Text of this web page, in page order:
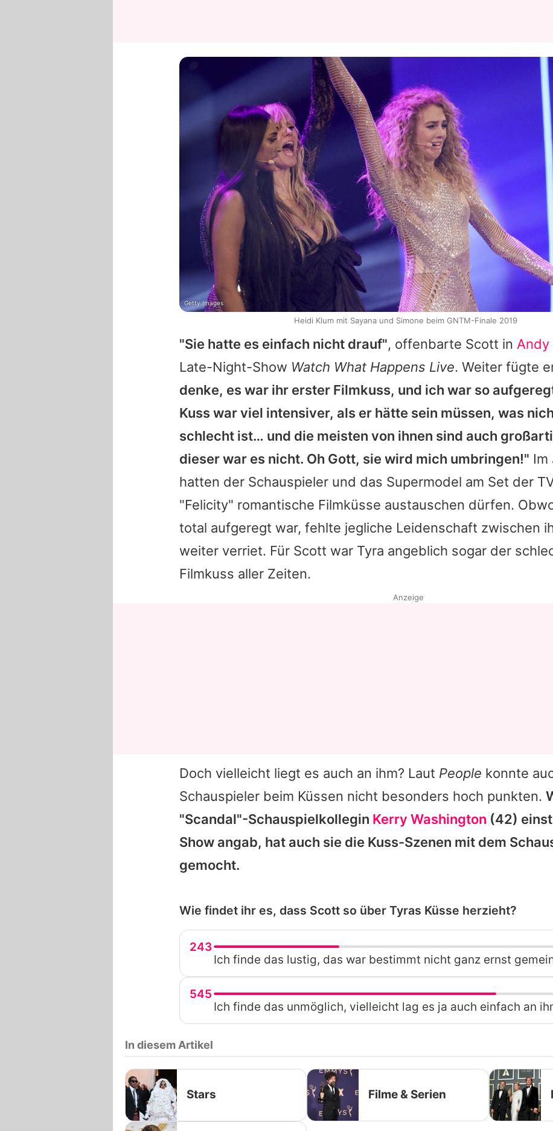
"Sie hatte es einfach nicht drauf", offenbarte Scott in Andy
Late-Night-Show Watch What Happens Live. Weiter fügte
denke, es war ihr erster Filmkuss, und ich war so
Kuss war viel intensiver, als er hätte sein müssen, was
schlecht ist… und die meisten von ihnen sind auch
dieser war es nicht. Oh Gott, sie wird mich umbringen!" Im
hatten der Schauspieler und das Supermodel am Set der
"Felicity" romantische Filmküsse austauschen dürfen.
total aufgeregt war, fehlte jegliche Leidenschaft zwischen
weiter verriet. Für Scott war Tyra angeblich sogar der
Filmkuss aller Zeiten.
Doch vielleicht liegt es auch an ihm? Laut People konnte
Schauspieler beim Küssen nicht besonders hoch punkten.
"Scandal"-Schauspielkollegin Kerry Washington (42)
Show angab, hat auch sie die Kuss-Szenen mit dem
gemocht.
Getty Images
Heidi Klum mit Sayana und Simone beim GNTM-Finale 2019
Anzeige
Wie findet ihr es, dass Scott so über Tyras Küsse herzieht?
243
Ich finde das lustig, das war bestimmt nicht ganz ernst
545
Ich finde das unmöglich, vielleicht lag es ja auch einfach an
In diesem Artikel
Stars Filme & Serien